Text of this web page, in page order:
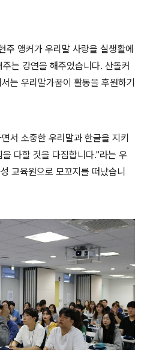
주 앵커가 우리말 사랑을 실생활에
는 강연을 해주었습니다. 산돌커
는 우리말가꿈이 활동을 후원하기
서 소중한 우리말과 한글을 지키
다할 것을 다짐합니다."라는 우
교육원으로 모꼬지를 떠났습니